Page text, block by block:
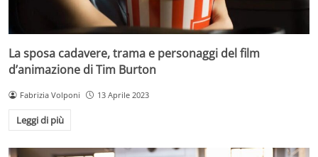
La sposa cadavere, trama e personaggi del film
d’animazione di Tim Burton
Fabrizia Volponi 13 Aprile 2023
Leggi di più